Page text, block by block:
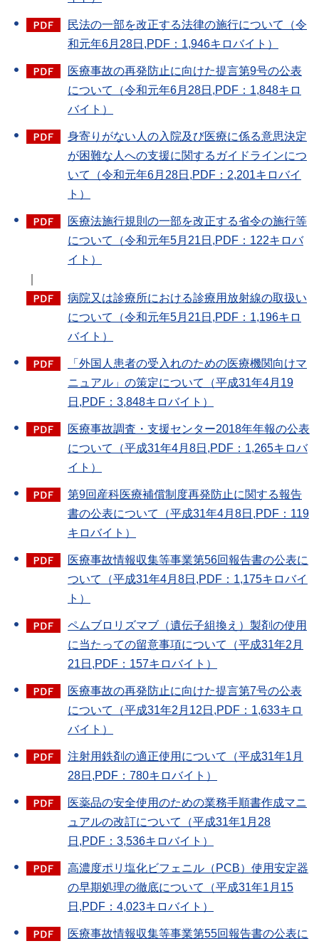
民法の一部を改正する法律の施行について（令
和元年6月28日,PDF：1,946キロバイト）
医療事故の再発防止に向けた提言第9号の公表
について（令和元年6月28日,PDF：1,848キロ
バイト）
身寄りがない人の入院及び医療に係る意思決定
が困難な人への支援に関するガイドラインにつ
いて（令和元年6月28日,PDF：2,201キロバイ
ト）
医療法施行規則の一部を改正する省令の施行等
について（令和元年5月21日,PDF：122キロバ
イト）
病院又は診療所における診療用放射線の取扱い
について（令和元年5月21日,PDF：1,196キロ
バイト）
「外国人患者の受入れのための医療機関向けマ
ニュアル」の策定について（平成31年4月19
日,PDF：3,848キロバイト）
医療事故調査・支援センター2018年年報の公表
について（平成31年4月8日,PDF：1,265キロバ
イト）
第9回産科医療補償制度再発防止に関する報告
書の公表について（平成31年4月8日,PDF：119
キロバイト）
医療事故情報収集等事業第56回報告書の公表に
ついて（平成31年4月8日,PDF：1,175キロバイ
ト）
ペムブロリズマブ（遺伝子組換え）製剤の使用
に当たっての留意事項について（平成31年2月
21日,PDF：157キロバイト）
医療事故の再発防止に向けた提言第7号の公表
について（平成31年2月12日,PDF：1,633キロ
バイト）
注射用鉄剤の適正使用について（平成31年1月
28日,PDF：780キロバイト）
医薬品の安全使用のための業務手順書作成マニ
ュアルの改訂について（平成31年1月28
日,PDF：3,536キロバイト）
高濃度ポリ塩化ビフェニル（PCB）使用安定器
の早期処理の徹底について（平成31年1月15
日,PDF：4,023キロバイト）
医療事故情報収集等事業第55回報告書の公表に